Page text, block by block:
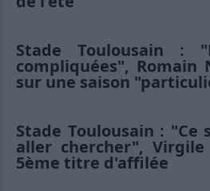
Stade Toulousain :
compliquées", Romain
sur une saison
Stade Toulousain : "Ce
aller chercher",
5ème titre d'affilée